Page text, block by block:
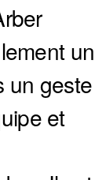
un
un geste
et